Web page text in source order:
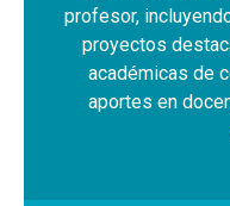
profesor,
proyectos
académicas de
aportes en